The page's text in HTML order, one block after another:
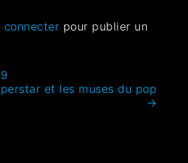
connecter pour publier un
et les muses du pop
→